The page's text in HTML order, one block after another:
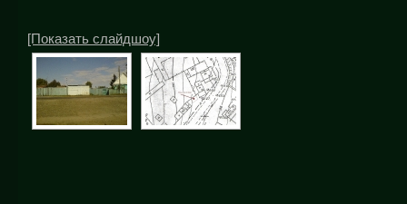
[Показать слайдшоу]